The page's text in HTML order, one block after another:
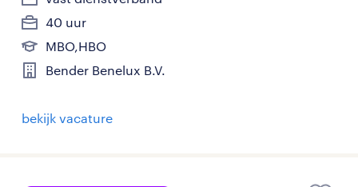
40 uur
MBO,HBO
Bender Benelux B.V.
bekijk vacature